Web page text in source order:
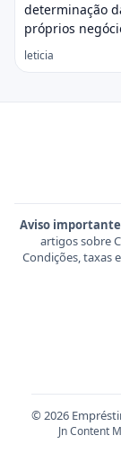
Legal
determinação
próprios
leticia
Aviso
artigos sobre
Condições, taxas
© 2026
Jn Content